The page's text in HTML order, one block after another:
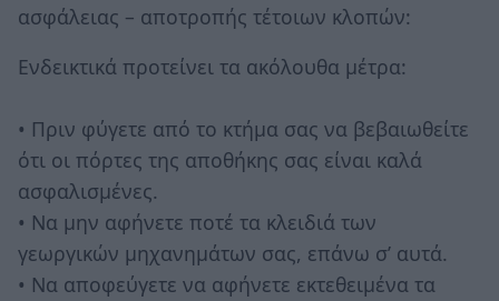
ασφάλειας – αποτροπής τέτοιων κλοπών:
Ενδεικτικά προτείνει τα ακόλουθα μέτρα:
• Πριν φύγετε από το κτήμα σας να βεβαιωθείτε
ότι οι πόρτες της αποθήκης σας είναι καλά
ασφαλισμένες.
• Να μην αφήνετε ποτέ τα κλειδιά των
γεωργικών μηχανημάτων σας, επάνω σ’ αυτά.
• Να αποφεύγετε να αφήνετε εκτεθειμένα τα